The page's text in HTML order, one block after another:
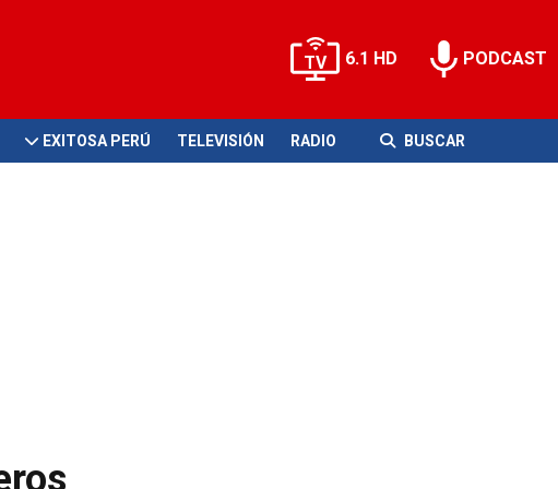
6.1 HD PODCAST
EXITOSA PERÚ TELEVISIÓN RADIO BUSCAR